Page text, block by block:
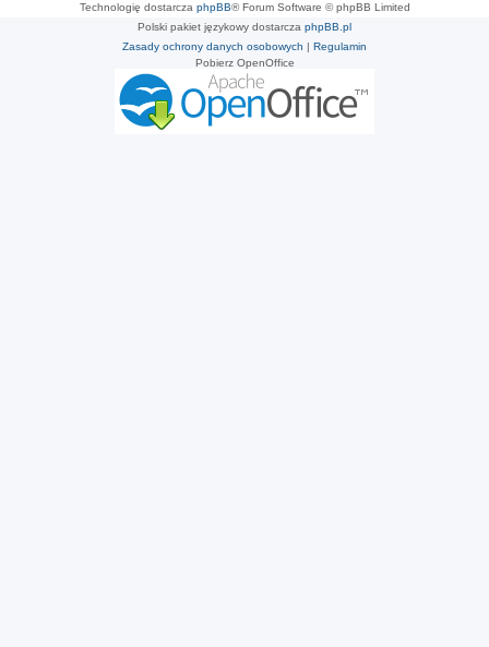
Technologię dostarcza phpBB® Forum Software © phpBB Limited
Polski pakiet językowy dostarcza phpBB.pl
Zasady ochrony danych osobowych | Regulamin
Pobierz OpenOffice